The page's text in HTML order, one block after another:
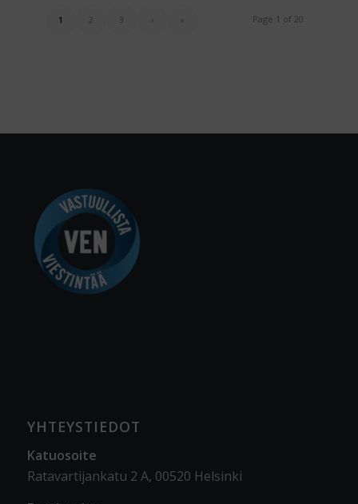
Page 1 of 20
1 2 3 › »
YHTEYSTIEDOT
Katuosoite
Ratavartijankatu 2 A, 00520 Helsinki